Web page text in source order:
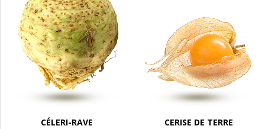
CÉLERI-RAVE
CERISE DE TERRE